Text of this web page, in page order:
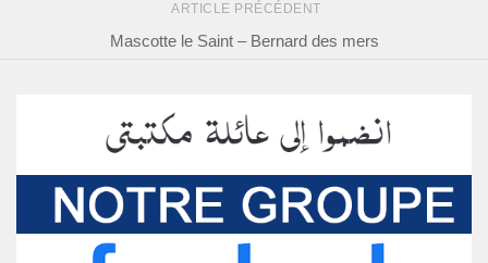
ARTICLE PRÉCÉDENT
Mascotte le Saint – Bernard des mers